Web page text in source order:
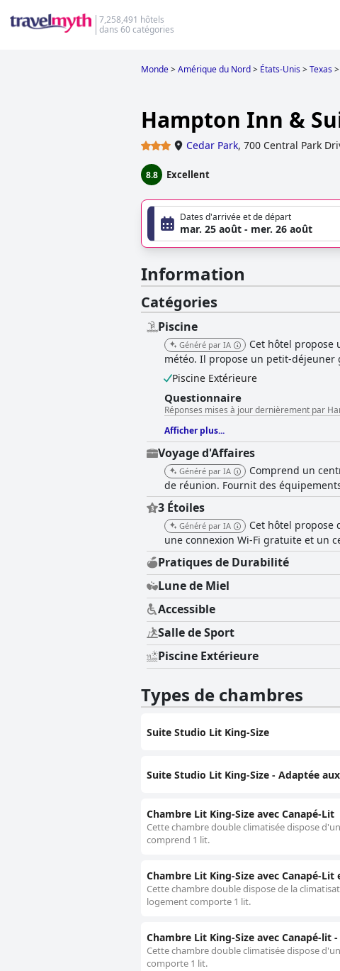
7,258,491 hôtels
dans 60 catégories
Monde>Amérique du Nord> États-Unis>Texas>
Hampton Inn &
Cedar Park, 700 Central Park
8.8 Excellent
Dates d'arrivée et de départ
mar. 25 août - mer. 26 août
Information
Catégories
Piscine
Généré par IA
Cet hôtel
météo. Il propose un petit-
Piscine Extérieure
Questionnaire
Réponses mises à jour dernièrement par
Afficher plus...
Voyage d'Affaires
Généré par IA
Comprend un
de réunion. Fournit des
3 Étoiles
Généré par IA
Cet hôtel
une connexion Wi-Fi gratuite et un
Pratiques de Durabilité
Lune de Miel
Accessible
Salle de Sport
Piscine Extérieure
Types de chambres
Suite Studio Lit King-Size
Suite Studio Lit King-Size - Adaptée
Chambre Lit King-Size avec Canapé-Lit
Cette chambre double climatisée dispose
comprend 1 lit.
Chambre Lit King-Size avec Canapé-
Cette chambre double dispose de la
logement comporte 1 lit.
Chambre Lit King-Size avec Canapé-lit
Cette chambre double climatisée dispose
comporte 1 lit.